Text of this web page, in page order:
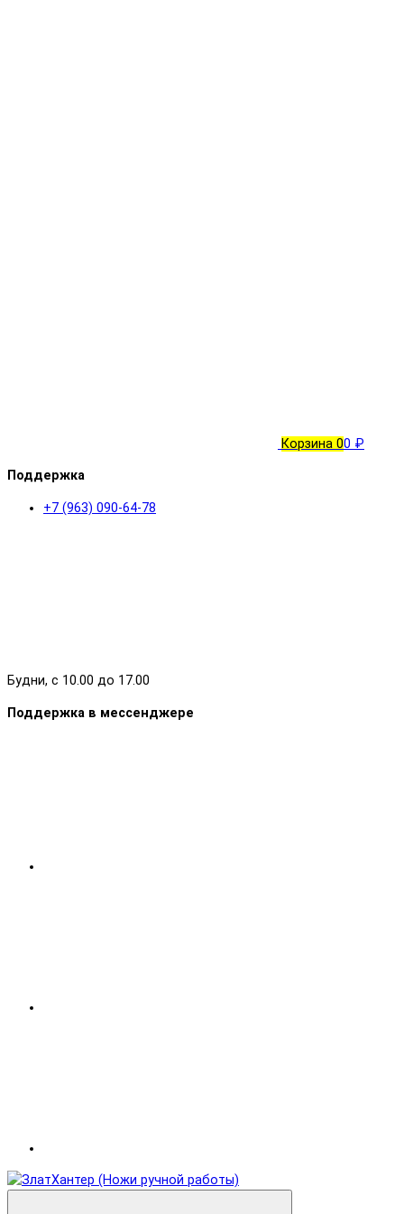
Корзина 00 ₽
Поддержка
+7 (963) 090-64-78
Будни, с 10.00 до 17.00
Поддержка в мессенджере